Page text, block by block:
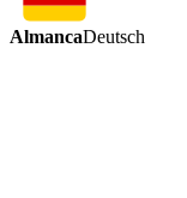
AlmancaDeutsch